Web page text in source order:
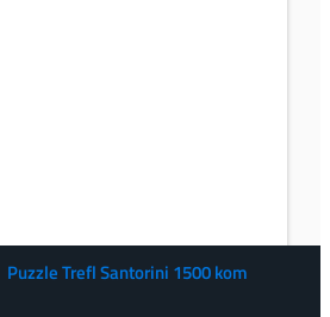
Puzzle Trefl Santorini 1500 kom